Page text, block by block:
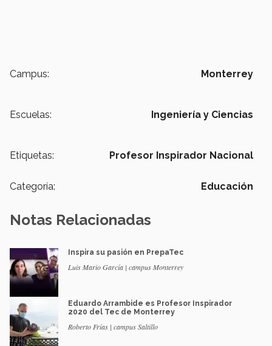
Campus: Monterrey
Escuelas: Ingeniería y Ciencias
Etiquetas: Profesor Inspirador Nacional
Categoría: Educación
Notas Relacionadas
Inspira su pasión en PrepaTec
Luis Mario García | campus Monterrey
Eduardo Arrambide es Profesor Inspirador
2020 del Tec de Monterrey
Roberto Frías | campus Saltillo